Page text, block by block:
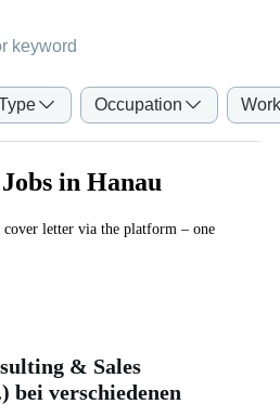
Occupation
in Hanau
letter via the platform – one
& Sales
bei verschiedenen